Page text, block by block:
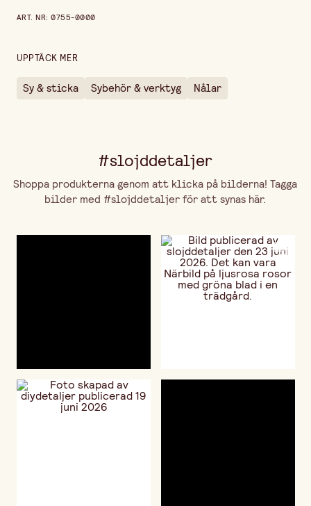
ART. NR:0755-0000
UPPTÄCK MER
Sy & sticka Sybehör & verktyg Nålar
#slojddetaljer
Shoppa produkterna genom att klicka på bilderna! Tagga
bilder med #slojddetaljer för att synas här.